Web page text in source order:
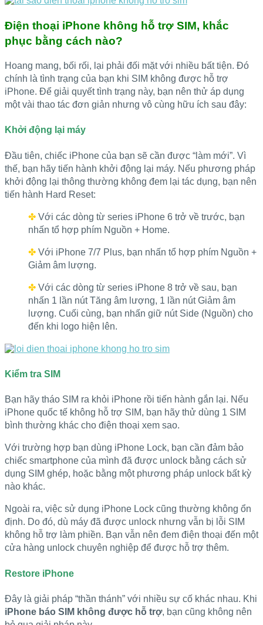
Điện thoại iPhone không hỗ trợ SIM, khắc
phục bằng cách nào?
Hoang mang, bối rối, lại phải đối mặt với nhiều bất tiện. Đó
chính là tình trạng của bạn khi SIM không được hỗ trợ
iPhone. Để giải quyết tình trạng này, bạn nên thử áp dụng
một vài thao tác đơn giản nhưng vô cùng hữu ích sau đây:
Khởi động lại máy
Đầu tiên, chiếc iPhone của bạn sẽ cần được “làm mới”. Vì
thế, bạn hãy tiến hành khởi động lại máy. Nếu phương pháp
khởi động lại thông thường không đem lại tác dụng, bạn nên
tiến hành Hard Reset:
✤ Với các dòng từ series iPhone 6 trở về trước, bạn
nhấn tổ hợp phím Nguồn + Home.
✤ Với iPhone 7/7 Plus, bạn nhấn tổ hợp phím Nguồn +
Giảm âm lượng.
✤ Với các dòng từ series iPhone 8 trở về sau, bạn
nhấn 1 lần nút Tăng âm lượng, 1 lần nút Giảm âm
lượng. Cuối cùng, bạn nhấn giữ nút Side (Nguồn) cho
đến khi logo hiện lên.
Kiểm tra SIM
Bạn hãy tháo SIM ra khỏi iPhone rồi tiến hành gắn lại. Nếu
iPhone quốc tế không hỗ trợ SIM, bạn hãy thử dùng 1 SIM
bình thường khác cho điện thoại xem sao.
Với trường hợp bạn dùng iPhone Lock, bạn cần đảm bảo
chiếc smartphone của mình đã được unlock bằng cách sử
dụng SIM ghép, hoặc bằng một phương pháp unlock bất kỳ
nào khác.
Ngoài ra, việc sử dụng iPhone Lock cũng thường không ổn
định. Do đó, dù máy đã được unlock nhưng vẫn bị lỗi SIM
không hỗ trợ làm phiền. Bạn vẫn nên đem điện thoại đến một
cửa hàng unlock chuyên nghiệp để được hỗ trợ thêm.
Restore iPhone
Đây là giải pháp “thần thánh” với nhiều sự cố khác nhau. Khi
iPhone báo SIM không được hỗ trợ, bạn cũng không nên